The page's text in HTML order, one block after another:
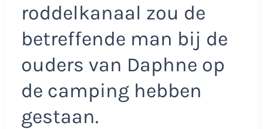
roddelkanaal zou de
betreffende man bij de
ouders van Daphne op
de camping hebben
gestaan.